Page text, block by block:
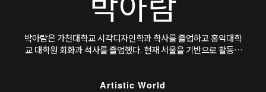
박아람은 가천대학교 시각디자인학과 학사를 졸업하고 홍익대학
교 대학원 회화과 석사를 졸업했다. 현재 서울을 기반으로 활동하
Artistic World